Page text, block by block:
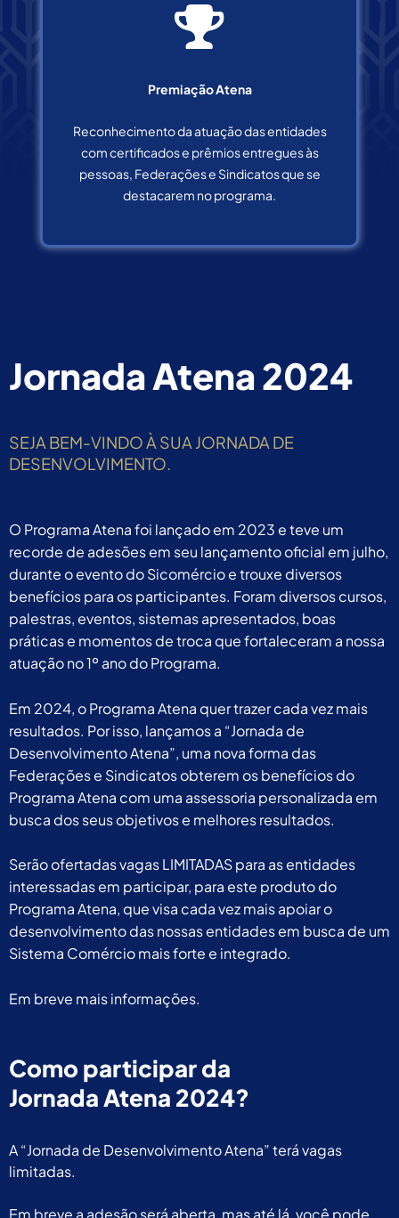
Premiação Atena
Reconhecimento da atuação das entidades
com certificados e prêmios entregues às
pessoas, Federações e Sindicatos que se
destacarem no programa.
Jornada Atena 2024
SEJA BEM-VINDO À SUA JORNADA DE
DESENVOLVIMENTO.
O Programa Atena foi lançado em 2023 e teve um
recorde de adesões em seu lançamento oficial em julho,
durante o evento do Sicomércio e trouxe diversos
benefícios para os participantes. Foram diversos cursos,
palestras, eventos, sistemas apresentados, boas
práticas e momentos de troca que fortaleceram a nossa
atuação no 1º ano do Programa.
Em 2024, o Programa Atena quer trazer cada vez mais
resultados. Por isso, lançamos a “Jornada de
Desenvolvimento Atena”, uma nova forma das
Federações e Sindicatos obterem os benefícios do
Programa Atena com uma assessoria personalizada em
busca dos seus objetivos e melhores resultados.
Serão ofertadas vagas LIMITADAS para as entidades
interessadas em participar, para este produto do
Programa Atena, que visa cada vez mais apoiar o
desenvolvimento das nossas entidades em busca de um
Sistema Comércio mais forte e integrado.
Em breve mais informações.
Como participar da
Jornada Atena 2024?
A “Jornada de Desenvolvimento Atena” terá vagas
limitadas.